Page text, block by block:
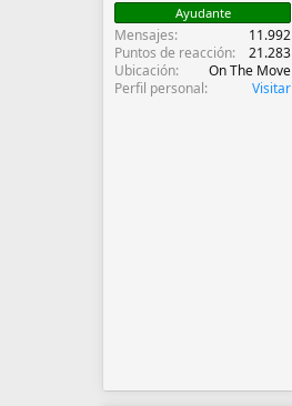
Ayudante
Mensajes
11.992
Puntos de reacción
21.283
Ubicación
On The Move
Perfil personal
Visitar